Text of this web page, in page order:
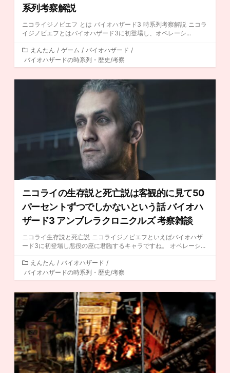
系列考察解説
ニコライジノビエフ とは バイオハザード3 時系列考察解説 ニコラ
イジノビエフとはバイオハザード3に初登場し、オペレーシ...
カ
テ
ゴ
リ
えんたん / ゲーム / バイオハザード /
バイオハザードの時系列・歴史/考察
ニコライの生存説と死亡説は客観的に見て50
パーセントずつでしかないという話 バイオハ
ザード3 アンブレラクロニクルズ 考察雑談
ニコライ生存説と死亡説 ニコライジノビエフといえばバイオハザ
ード3に初登場し悪役の座に君臨するキャラですね。 オペレーシ...
カ
テ
ゴ
リ
ー
えんたん / バイオハザード /
バイオハザードの時系列・歴史/考察